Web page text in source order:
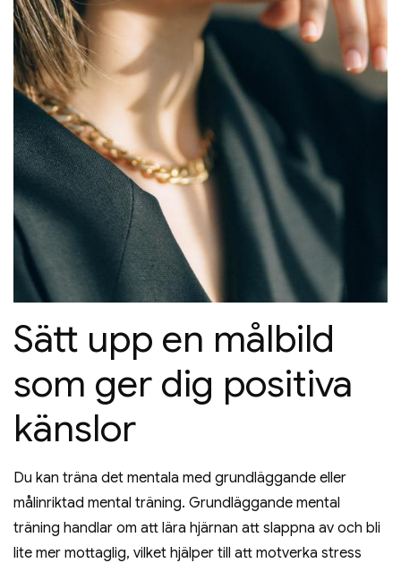
Sätt upp en målbild
som ger dig positiva
känslor
Du kan träna det mentala med grundläggande eller
målinriktad mental träning. Grundläggande mental
träning handlar om att lära hjärnan att slappna av och bli
lite mer mottaglig, vilket hjälper till att motverka stress